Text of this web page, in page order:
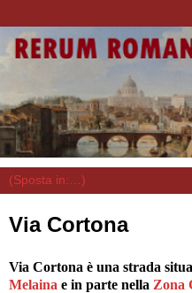
Via Cortona
Via Cortona è una strada
Melaina e in parte nella Zona